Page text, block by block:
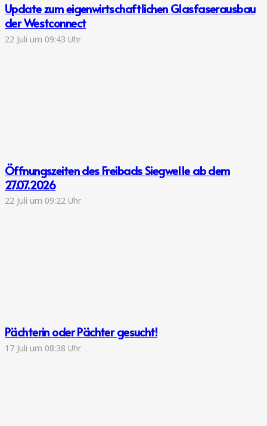
Update zum eigenwirtschaftlichen Glasfaserausbau
der Westconnect
22 Juli um 09:43 Uhr
Öffnungszeiten des Freibads Siegwelle ab dem
27.07.2026
22 Juli um 09:22 Uhr
Pächterin oder Pächter gesucht!
17 Juli um 08:38 Uhr